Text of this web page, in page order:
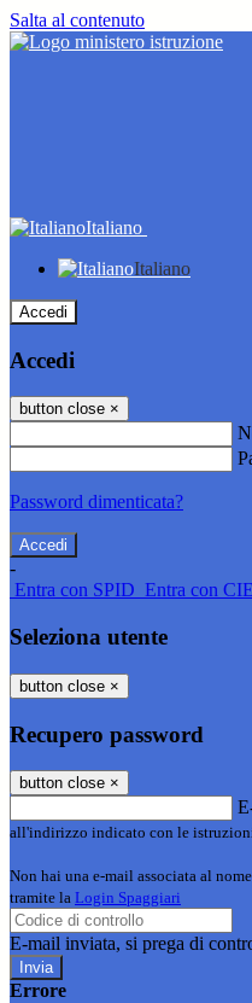
Salta al contenuto
Italiano
Italiano
Accedi
Accedi
button close ×
Password dimenticata?
-
Entra con SPID Entra con CIE
Seleziona utente
button close ×
Recupero password
button close ×
all'indirizzo indicato con le
Non hai una e-mail associata al
tramite la Login Spaggiari
E-mail inviata, si prega di
Errore